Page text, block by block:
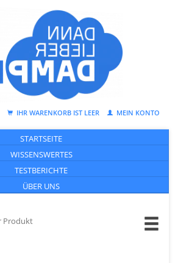
IHR WARENKORB IST LEER MEIN KONTO
STARTSEITE
WISSENSWERTES
TESTBERICHTE
ÜBER UNS